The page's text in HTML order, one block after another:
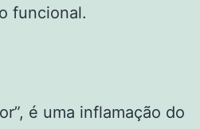
funcional.
é uma inflamação do